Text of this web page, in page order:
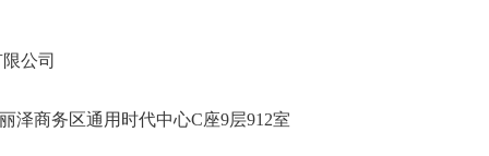
际招标有限公司
台区丽泽商务区通用时代中心C座9层912